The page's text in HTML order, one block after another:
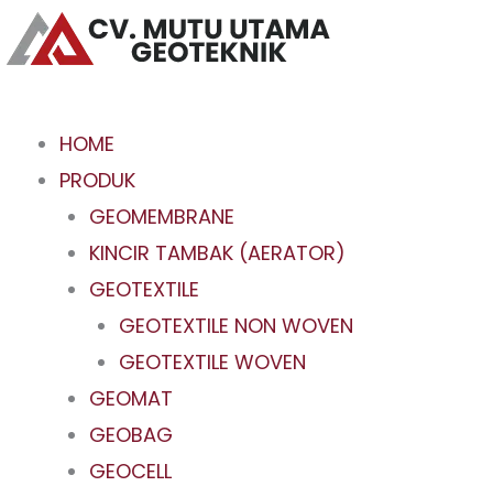
Skip
to
HOME
PRODUK
GEOMEMBRANE
KINCIR TAMBAK (AERATOR)
GEOTEXTILE
GEOTEXTILE NON WOVEN
GEOTEXTILE WOVEN
GEOMAT
GEOBAG
GEOCELL